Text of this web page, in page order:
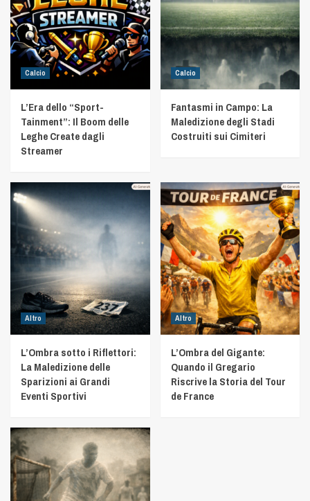
Calcio
L’Era dello “Sport-
Tainment”: Il Boom delle
Leghe Create dagli
Streamer
Calcio
Fantasmi in Campo: La
Maledizione degli Stadi
Costruiti sui Cimiteri
Altro
L’Ombra sotto i Riflettori:
La Maledizione delle
Sparizioni ai Grandi
Eventi Sportivi
Altro
L’Ombra del Gigante:
Quando il Gregario
Riscrive la Storia del Tour
de France